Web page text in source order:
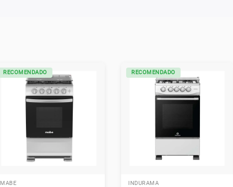
RECOMENDADO
MABE
RECOMENDADO
INDURAMA